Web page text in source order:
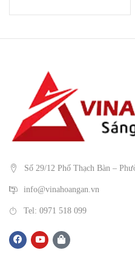
Số 29/12 Phố Thạch Bàn –
info@vinahoangan.vn
Tel: 0971 518 099